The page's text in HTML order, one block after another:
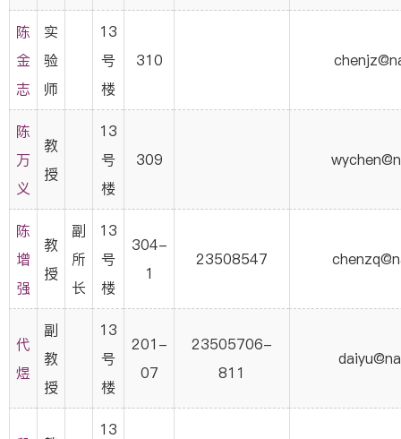
陈
金
志
实
验
师
13
号
楼
310
陈
万
义
教
授
13
号
楼
309
陈
增
强
教
授
副
所
长
13
号
楼
304-
1
23508547
代
煜
副
教
授
13
号
楼
201-
07
23505706-
811
13